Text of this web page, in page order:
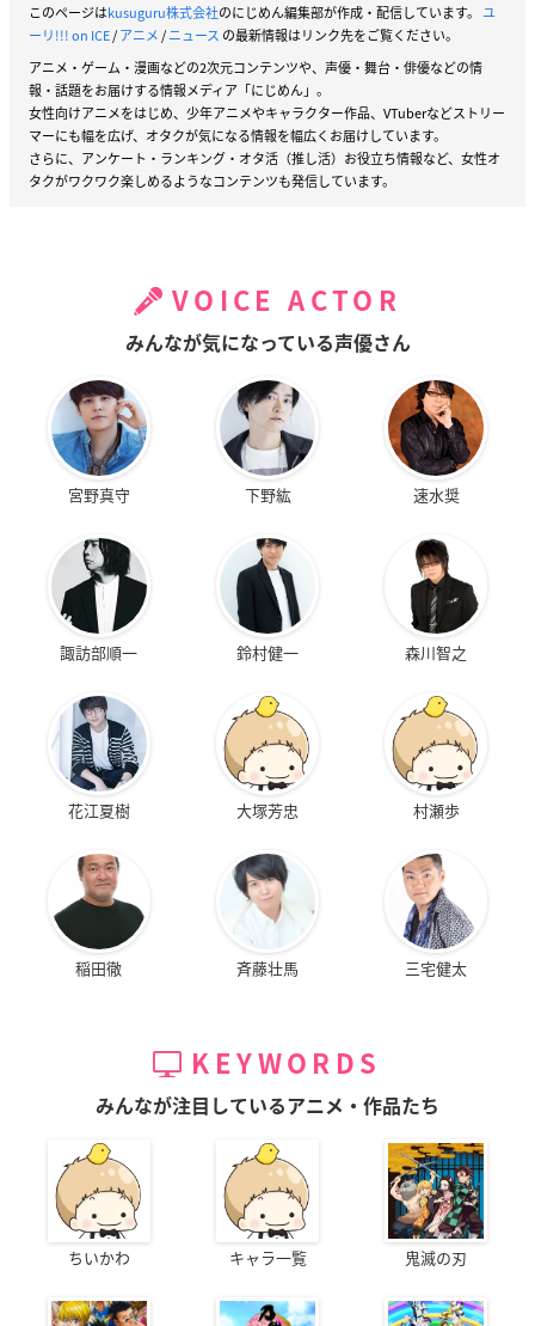
このページはkusuguru株式会社のにじめん編集部が作成・配信しています。 ユ
ーリ!!! on ICE/アニメ/ニュース の最新情報はリンク先をご覧ください。
アニメ・ゲーム・漫画などの2次元コンテンツや、声優・舞台・俳優などの情
報・話題をお届けする情報メディア「にじめん」。
女性向けアニメをはじめ、少年アニメやキャラクター作品、VTuberなどストリー
マーにも幅を広げ、オタクが気になる情報を幅広くお届けしています。
さらに、アンケート・ランキング・オタ活（推し活）お役立ち情報など、女性オ
タクがワクワク楽しめるようなコンテンツも発信しています。
VOICE ACTOR
みんなが気になっている声優さん
宮野真守 下野紘 速水奨
諏訪部順一 鈴村健一 森川智之
花江夏樹 大塚芳忠 村瀬歩
稲田徹 斉藤壮馬 三宅健太
KEYWORDS
みんなが注目しているアニメ・作品たち
ちいかわ キャラ一覧 鬼滅の刃